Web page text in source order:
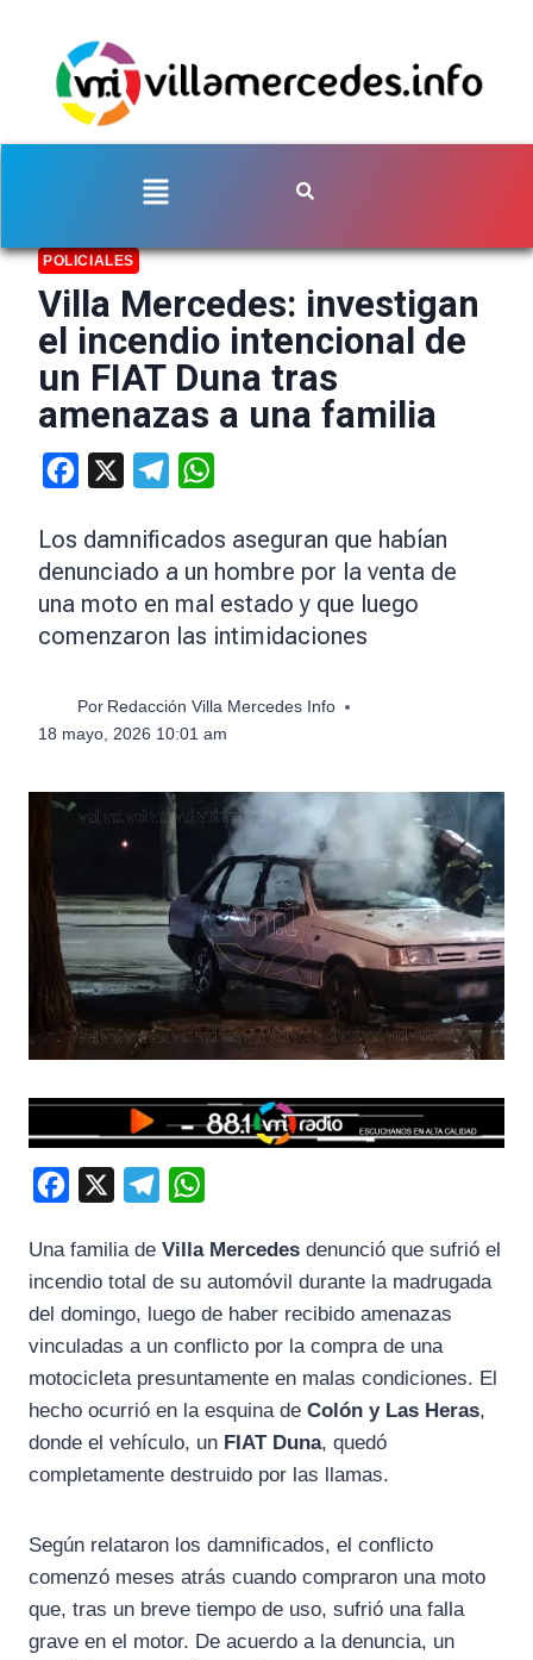
POLICIALES
Villa Mercedes: investigan
el incendio intencional de
un FIAT Duna tras
amenazas a una familia
Facebook Telegram
Los damnificados aseguran que habían
denunciado a un hombre por la venta de
una moto en mal estado y que luego
comenzaron las intimidaciones
Por Redacción Villa Mercedes Info
18 mayo, 2026 10:01 am
c
e
b
k
e
g
m
a
t
s
p
Una familia de Villa Mercedes denunció que sufrió el
incendio total de su automóvil durante la madrugada
del domingo, luego de haber recibido amenazas
vinculadas a un conflicto por la compra de una
motocicleta presuntamente en malas condiciones. El
hecho ocurrió en la esquina de Colón y Las Heras,
donde el vehículo, un FIAT Duna, quedó
completamente destruido por las llamas.
Según relataron los damnificados, el conflicto
comenzó meses atrás cuando compraron una moto
que, tras un breve tiempo de uso, sufrió una falla
grave en el motor. De acuerdo a la denuncia, un